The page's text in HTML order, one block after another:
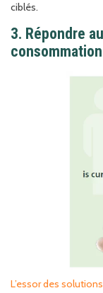
ciblés.
3. Répondre
L’essor des solutions